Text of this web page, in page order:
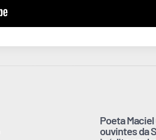
Poeta
ouvintes da